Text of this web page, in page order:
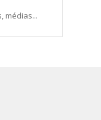
médias...